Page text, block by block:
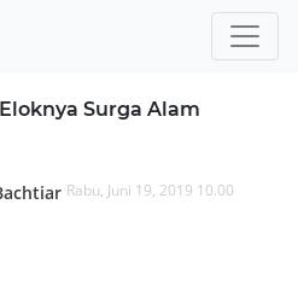
Surga Alam
Rabu, Juni 19, 2019 10.00